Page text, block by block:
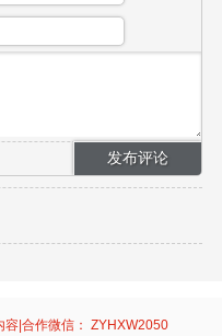
容|合作微信： ZYHXW2050